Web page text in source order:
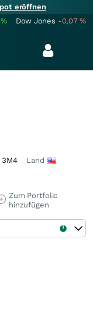
eröffnen
% Dow Jones -0,07%
3M4 Land
Zum Portfolio
hinzufügen